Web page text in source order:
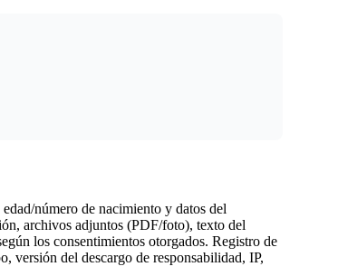
número de nacimiento y datos del
archivos adjuntos (PDF/foto), texto del
los consentimientos otorgados. Registro de
versión del descargo de responsabilidad, IP,